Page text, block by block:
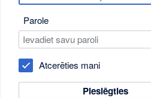
Parole
Atcerēties mani
Pieslēgties